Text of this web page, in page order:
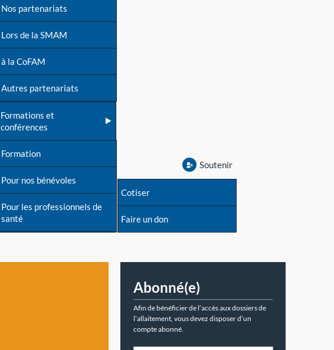
Nos partenariats
Lors de la SMAM
à la CoFAM
Autres partenariats
Formations et
conférences
Formation
Pour nos bénévoles
Pour les professionnels de
santé
Soutenir
Cotiser
Faire un don
Abonné(e)
Afin de bénéficier de l’accès aux dossiers de
l’allaitement, vous devez disposer d’un
compte abonné.